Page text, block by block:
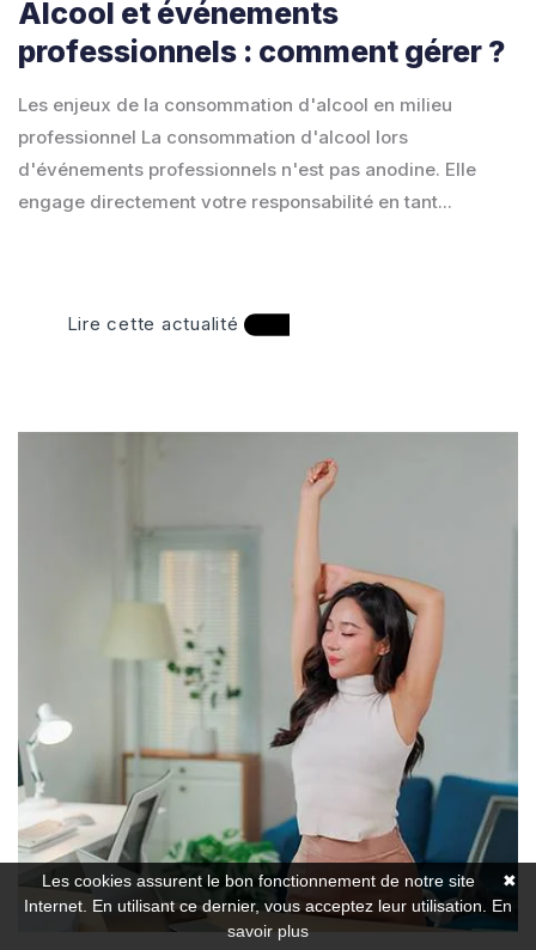
Alcool et événements
professionnels : comment gérer ?
Les enjeux de la consommation d'alcool en milieu
professionnel La consommation d'alcool lors
d'événements professionnels n'est pas anodine. Elle
engage directement votre responsabilité en tant...
Lire cette actualité
✖
Les cookies assurent le bon fonctionnement de notre site
Internet. En utilisant ce dernier, vous acceptez leur utilisation. En
savoir plus